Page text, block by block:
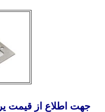
اطلاع از قیمت یراق